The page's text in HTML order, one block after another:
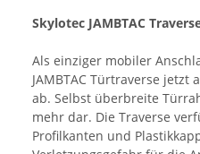
Skylotec JAMBTAC
Als einziger mobiler
JAMBTAC Türtraverse
ab. Selbst überbreite
mehr dar. Die Traverse
Profilkanten und